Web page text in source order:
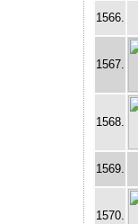
1566.
1567.
1568.
1569.
1570.